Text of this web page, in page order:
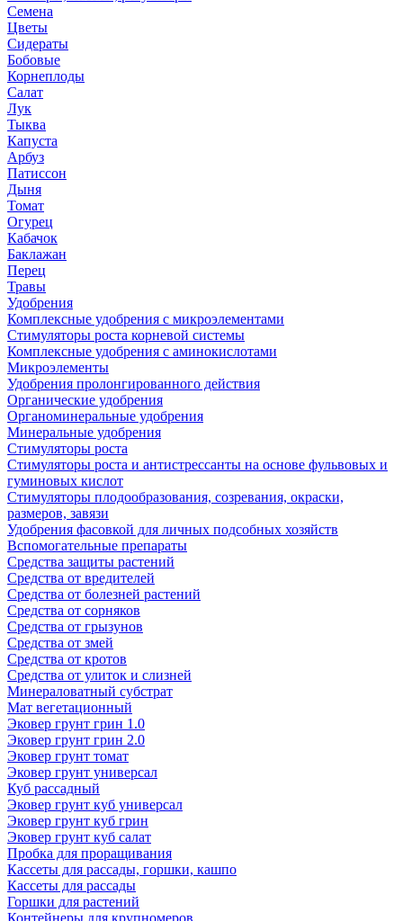
Семена
Цветы
Сидераты
Бобовые
Корнеплоды
Салат
Лук
Тыква
Капуста
Арбуз
Патиссон
Дыня
Томат
Огурец
Кабачок
Баклажан
Перец
Травы
Удобрения
Комплексные удобрения с микроэлементами
Стимуляторы роста корневой системы
Комплексные удобрения с аминокислотами
Микроэлементы
Удобрения пролонгированного действия
Органические удобрения
Органоминеральные удобрения
Минеральные удобрения
Стимуляторы роста
Стимуляторы роста и антистрессанты на основе фульвовых и
гуминовых кислот
Стимуляторы плодообразования, созревания, окраски,
размеров, завязи
Удобрения фасовкой для личных подсобных хозяйств
Вспомогательные препараты
Средства защиты растений
Средства от вредителей
Средства от болезней растений
Средства от сорняков
Средства от грызунов
Средства от змей
Средства от кротов
Средства от улиток и слизней
Минераловатный субстрат
Мат вегетационный
Эковер грунт грин 1.0
Эковер грунт грин 2.0
Эковер грунт томат
Эковер грунт универсал
Куб рассадный
Эковер грунт куб универсал
Эковер грунт куб грин
Эковер грунт куб салат
Пробка для проращивания
Кассеты для рассады, горшки, кашпо
Кассеты для рассады
Горшки для растений
Контейнеры для крупномеров